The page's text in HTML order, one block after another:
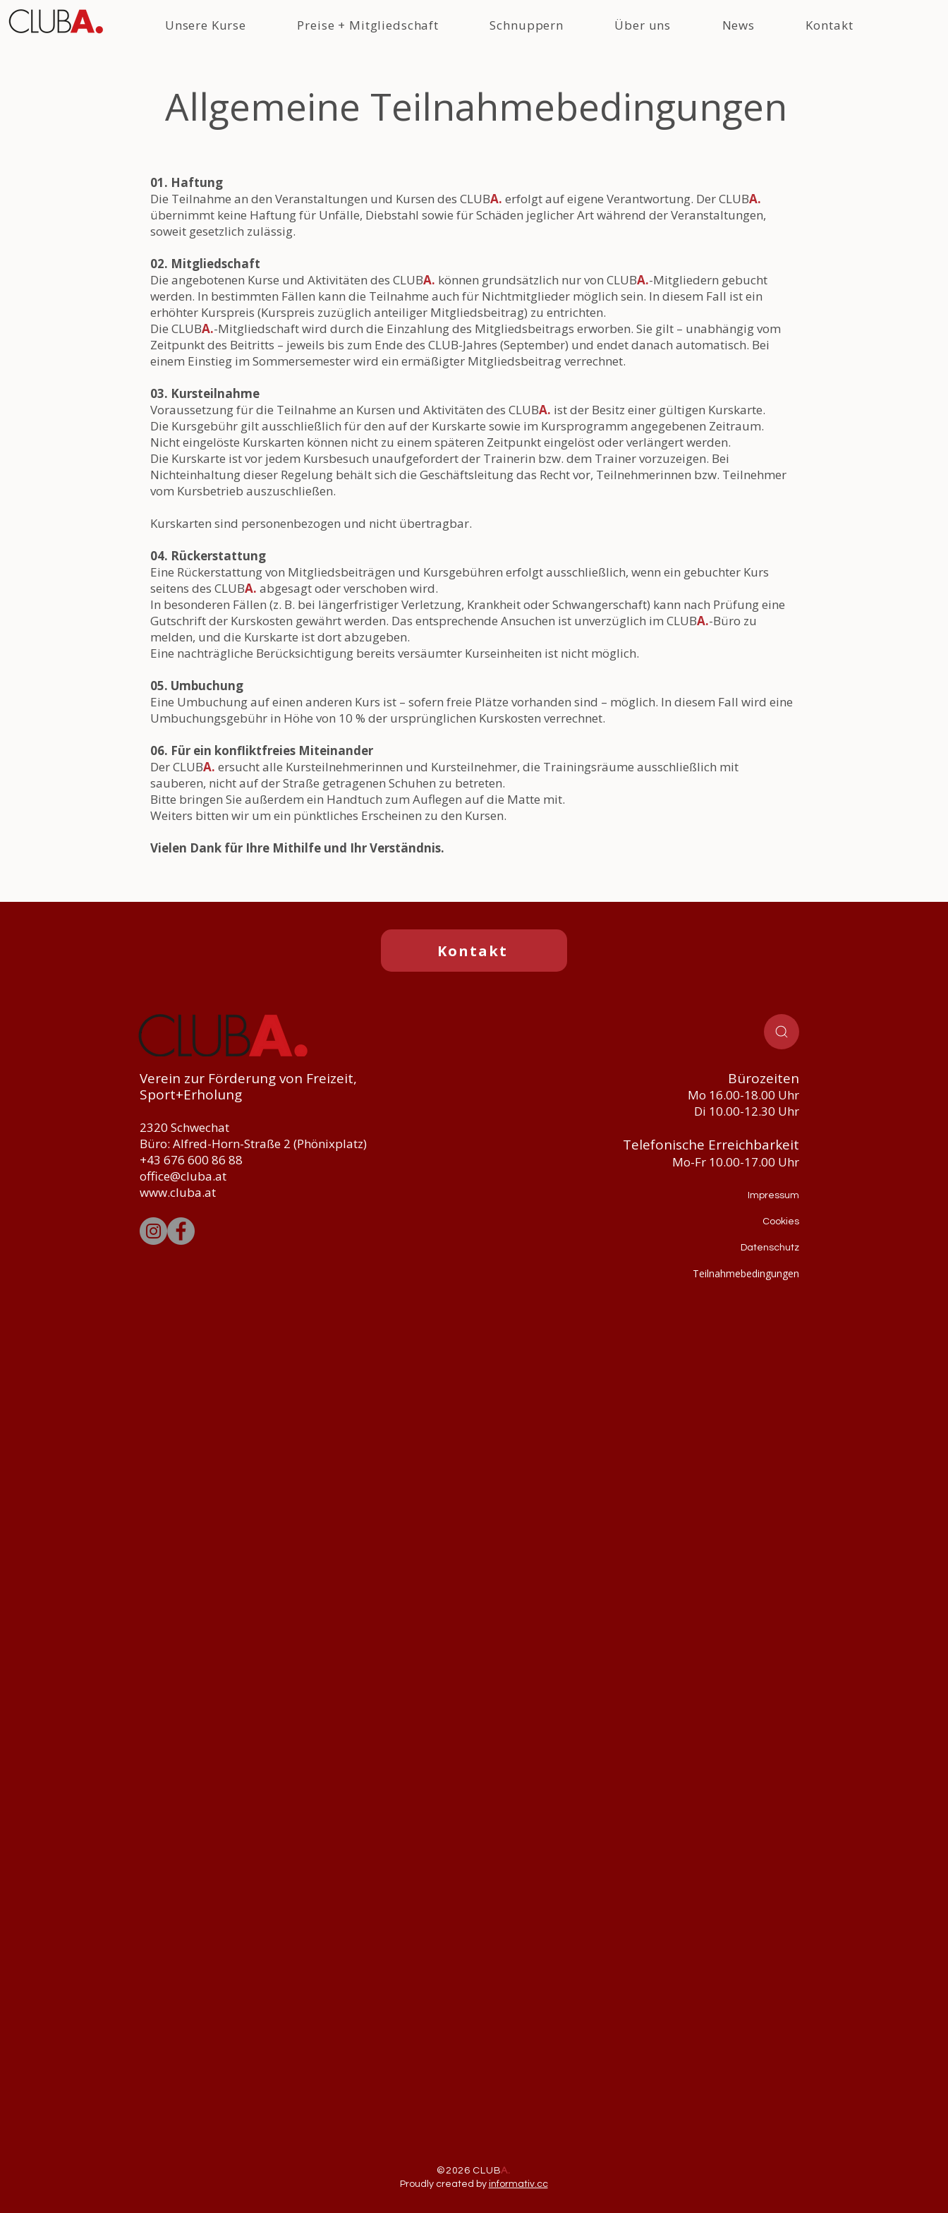
Unsere Kurse Preise + Mitgliedschaft Schnuppern Über uns News Kontakt
Allgemeine Teilnahmebedingungen
01. Haftung
Die Teilnahme an den Veranstaltungen und Kursen des CLUBA. erfolgt auf eigene Verantwortung. Der CLUBA.
übernimmt keine Haftung für Unfälle, Diebstahl sowie für Schäden jeglicher Art während der Veranstaltungen,
soweit gesetzlich zulässig.
02. Mitgliedschaft
Die angebotenen Kurse und Aktivitäten des CLUBA. können grundsätzlich nur von CLUBA.-Mitgliedern gebucht
werden. In bestimmten Fällen kann die Teilnahme auch für Nichtmitglieder möglich sein. In diesem Fall ist ein
erhöhter Kurspreis (Kurspreis zuzüglich anteiliger Mitgliedsbeitrag) zu entrichten.
Die CLUBA.-Mitgliedschaft wird durch die Einzahlung des Mitgliedsbeitrags erworben. Sie gilt – unabhängig vom
Zeitpunkt des Beitritts – jeweils bis zum Ende des CLUB-Jahres (September) und endet danach automatisch. Bei
einem Einstieg im Sommersemester wird ein ermäßigter Mitgliedsbeitrag verrechnet.
03. Kursteilnahme
Voraussetzung für die Teilnahme an Kursen und Aktivitäten des CLUBA. ist der Besitz einer gültigen Kurskarte.
Die Kursgebühr gilt ausschließlich für den auf der Kurskarte sowie im Kursprogramm angegebenen Zeitraum.
Nicht eingelöste Kurskarten können nicht zu einem späteren Zeitpunkt eingelöst oder verlängert werden.
Die Kurskarte ist vor jedem Kursbesuch unaufgefordert der Trainerin bzw. dem Trainer vorzuzeigen. Bei
Nichteinhaltung dieser Regelung behält sich die Geschäftsleitung das Recht vor, Teilnehmerinnen bzw. Teilnehmer
vom Kursbetrieb auszuschließen.
Kurskarten sind personenbezogen und nicht übertragbar.
04. Rückerstattung
Eine Rückerstattung von Mitgliedsbeiträgen und Kursgebühren erfolgt ausschließlich, wenn ein gebuchter Kurs
seitens des CLUBA. abgesagt oder verschoben wird.
In besonderen Fällen (z. B. bei längerfristiger Verletzung, Krankheit oder Schwangerschaft) kann nach Prüfung eine
Gutschrift der Kurskosten gewährt werden. Das entsprechende Ansuchen ist unverzüglich im CLUBA.-Büro zu
melden, und die Kurskarte ist dort abzugeben.
Eine nachträgliche Berücksichtigung bereits versäumter Kurseinheiten ist nicht möglich.
05. Umbuchung
Eine Umbuchung auf einen anderen Kurs ist – sofern freie Plätze vorhanden sind – möglich. In diesem Fall wird eine
Umbuchungsgebühr in Höhe von 10 % der ursprünglichen Kurskosten verrechnet.
06. Für ein konfliktfreies Miteinander
Der CLUBA. ersucht alle Kursteilnehmerinnen und Kursteilnehmer, die Trainingsräume ausschließlich mit
sauberen, nicht auf der Straße getragenen Schuhen zu betreten.
Bitte bringen Sie außerdem ein Handtuch zum Auflegen auf die Matte mit.
Weiters bitten wir um ein pünktliches Erscheinen zu den Kursen.
Vielen Dank für Ihre Mithilfe und Ihr Verständnis.
Verein zur Förderung von Freizeit,
Sport+Erholung
2320 Schwechat
Büro: Alfred-Horn-Straße 2 (Phönixplatz)
+43 676 600 86 88
office@cluba.at
www.cluba.at
Bürozeiten
Mo 16.00-18.00 Uhr
Di 10.00-12.30 Uhr
Telefonische Erreichbarkeit
Mo-Fr 10.00-17.00 Uhr
Impressum
Cookies
Datenschutz
Teilnahmebedingungen
©2026 CLUBA.
Proudly created by informativ.cc
Kontakt